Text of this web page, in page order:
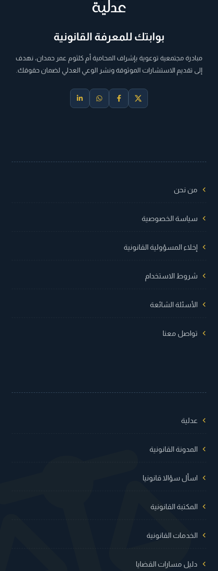
بوابتك للمعرفة القانونية
مبادرة مجتمعية توعوية بإشراف المحامية أم كلثوم عمر حمدان، نهدف
إلى تقديم الاستشارات الموثوقة ونشر الوعي العدلي لضمان حقوقك.
من نحن
سياسة الخصوصية
إخلاء المسؤولية القانونية
شروط الاستخدام
الأسئلة الشائعة
تواصل معنا
عدلية
المدونة القانونية
اسأل سؤالا قانونيا
المكتبة القانونية
الخدمات القانونية
دليل مسارات القضايا